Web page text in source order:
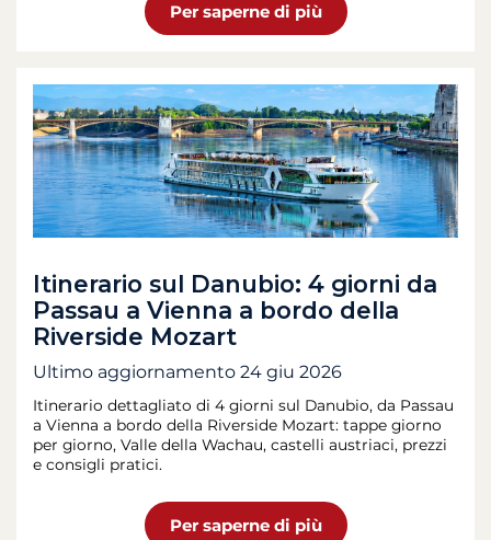
Per saperne di più
Itinerario sul Danubio: 4 giorni da
Passau a Vienna a bordo della
Riverside Mozart
Ultimo aggiornamento 24 giu 2026
Itinerario dettagliato di 4 giorni sul Danubio, da Passau
a Vienna a bordo della Riverside Mozart: tappe giorno
per giorno, Valle della Wachau, castelli austriaci, prezzi
e consigli pratici.
Per saperne di più